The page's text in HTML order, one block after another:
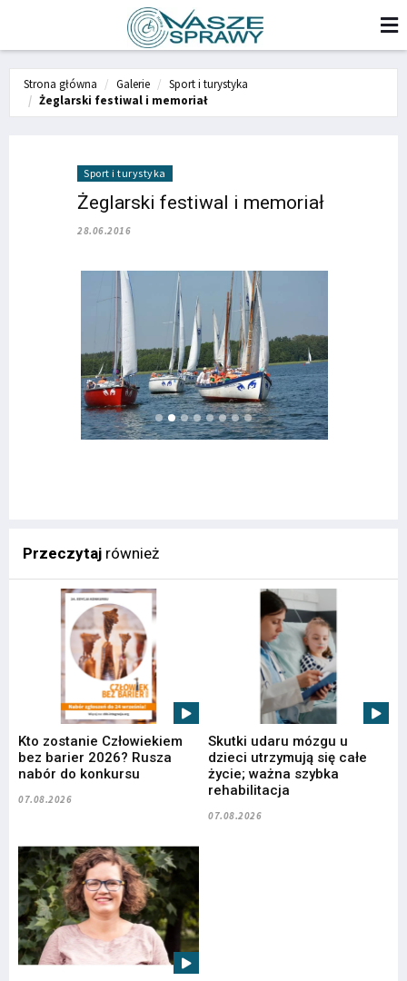
Strona główna Galerie
Sport i turystyka
Żeglarski festiwal i memoriał
Sport i turystyka
Żeglarski festiwal i memoriał
28.06.2016
Przeczytaj również
Kto zostanie Człowiekiem
bez barier 2026? Rusza
nabór do konkursu
07.08.2026
Skutki udaru mózgu u
dzieci utrzymują się całe
życie; ważna szybka
rehabilitacja
07.08.2026